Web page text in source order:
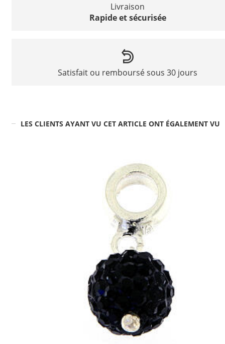
Livraison
Rapide et sécurisée
Satisfait ou remboursé sous 30 jours
LES CLIENTS AYANT VU CET ARTICLE ONT ÉGALEMENT VU